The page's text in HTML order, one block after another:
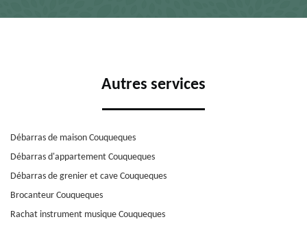
Autres services
Débarras de maison Couqueques
Débarras d'appartement Couqueques
Débarras de grenier et cave Couqueques
Brocanteur Couqueques
Rachat instrument musique Couqueques